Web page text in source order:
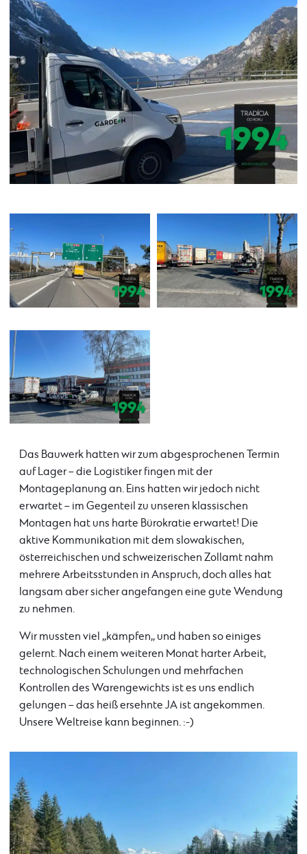
Das Bauwerk hatten wir zum abgesprochenen Termin
auf Lager – die Logistiker fingen mit der
Montageplanung an. Eins hatten wir jedoch nicht
erwartet – im Gegenteil zu unseren klassischen
Montagen hat uns harte Bürokratie erwartet! Die
aktive Kommunikation mit dem slowakischen,
österreichischen und schweizerischen Zollamt nahm
mehrere Arbeitsstunden in Anspruch, doch alles hat
langsam aber sicher angefangen eine gute Wendung
zu nehmen.
Wir mussten viel ,,kämpfen,, und haben so einiges
gelernt. Nach einem weiteren Monat harter Arbeit,
technologischen Schulungen und mehrfachen
Kontrollen des Warengewichts ist es uns endlich
gelungen – das heiß ersehnte JA ist angekommen.
Unsere Weltreise kann beginnen. :-)